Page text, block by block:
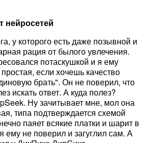
нейросетей
у которого есть даже позывной и
рация от былого увлечения.
потаскушкой и я ему
если хочешь качество
брать". Он не поверил, что
искать ответ. А куда полез?
Ну зачитывает мне, мол она
типа подтверждается схемой
паяет всякие платки и шарит в
ему не поверил и загуглил сам. А